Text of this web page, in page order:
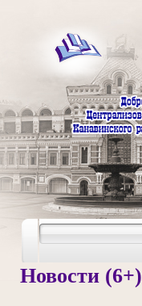
Новости (6+)